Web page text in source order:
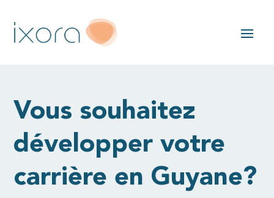
Vous souhaitez
développer votre
carrière en Guyane?